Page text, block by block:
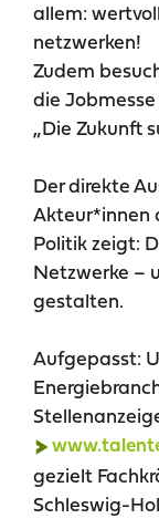
allem:
netzwerken!
Zudem
die
„Die Zukunft
Der direkte
Akteur*innen
Politik zeigt:
Netzwerke –
gestalten.
Aufgepasst:
gezielt
Schleswig-